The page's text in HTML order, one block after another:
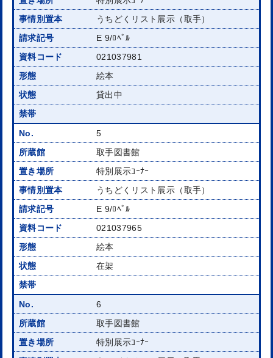
うちどくリスト展示（取手）
E 9/ﾛﾍﾞﾙ
021037981
絵本
貸出中
5
取手図書館
特別展示ｺｰﾅｰ
うちどくリスト展示（取手）
E 9/ﾛﾍﾞﾙ
021037965
絵本
在架
6
取手図書館
特別展示ｺｰﾅｰ